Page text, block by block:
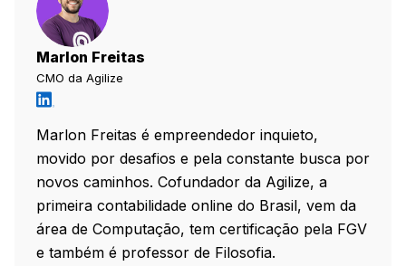
Marlon Freitas
CMO da Agilize
Marlon Freitas é empreendedor inquieto,
movido por desafios e pela constante busca por
novos caminhos. Cofundador da Agilize, a
primeira contabilidade online do Brasil, vem da
área de Computação, tem certificação pela FGV
e também é professor de Filosofia.